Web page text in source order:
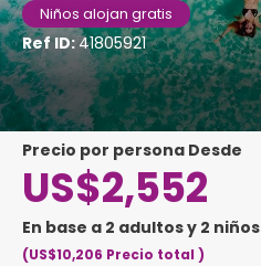
Niños alojan gratis
Ref ID: 41805921
precio por persona Desde
US$2,552
En base a 2 adultos y 2 niños
(US$10,206 Precio total )